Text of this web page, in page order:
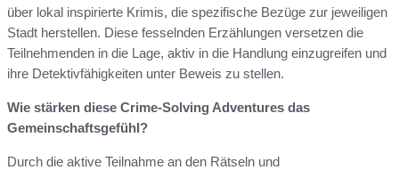
über lokal inspirierte Krimis, die spezifische Bezüge zur jeweiligen
Stadt herstellen. Diese fesselnden Erzählungen versetzen die
Teilnehmenden in die Lage, aktiv in die Handlung einzugreifen und
ihre Detektivfähigkeiten unter Beweis zu stellen.
Wie stärken diese Crime-Solving Adventures das
Gemeinschaftsgefühl?
Durch die aktive Teilnahme an den Rätseln und